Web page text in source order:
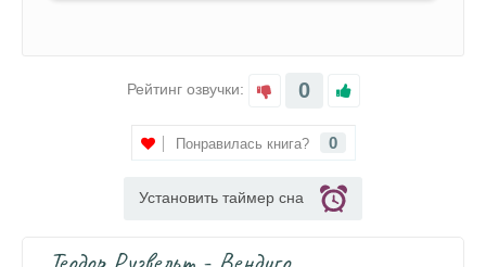
Рейтинг озвучки: 0
Понравилась книга? 0
Установить таймер сна